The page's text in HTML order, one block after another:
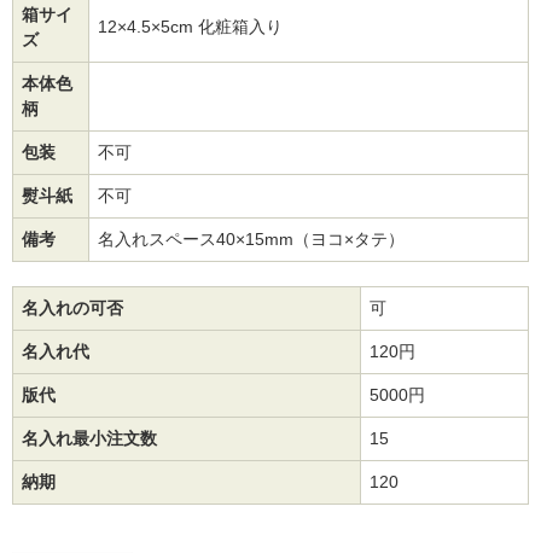
箱サイ
ズ
12×4.5×5cm 化粧箱入り
本体色
柄
包装 不可
熨斗紙 不可
備考 名入れスペース40×15mm（ヨコ×タテ）
名入れの可否 可
名入れ代 120円
版代 5000円
名入れ最小注文数 15
納期 120